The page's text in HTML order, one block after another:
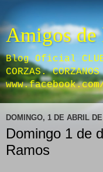
Amigos de
Blog Oficial CLUB
CORZAS.
DOMINGO, 1 DE ABRIL
Domingo 1 de
Ramos